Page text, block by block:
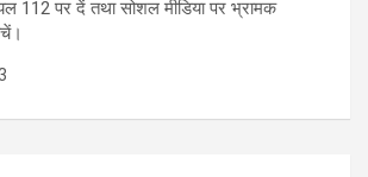
112 पर दें तथा सोशल मीडिया पर भ्रामक